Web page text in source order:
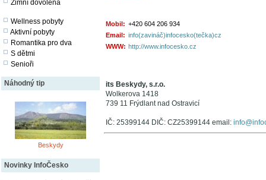
Zimní dovolená
Wellness pobyty
Aktivní pobyty
Romantika pro dva
S dětmi
Senioři
Náhodný tip
Beskydy
Novinky InfoČesko
Mobil: +420 604 206 934
Email: info(zavináč)infocesko(tečka)cz
WWW: http://www.infocesko.cz
its Beskydy, s.r.o.
Wolkerova 1418
739 11 Frýdlant nad Ostravicí
IČ: 25399144 DIČ: CZ25399144 email: